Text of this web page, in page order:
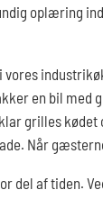
oplæring
en bil med
grilles
Når
del af tiden.